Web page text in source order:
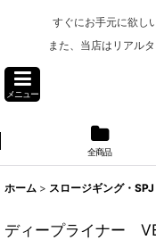
すぐにお手元に欲し
また、当店はリアル
メニュー
全商品
ホーム > スロージギング・SPJ
ディープライナー